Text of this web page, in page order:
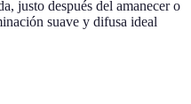
justo después del amanecer o
suave y difusa ideal